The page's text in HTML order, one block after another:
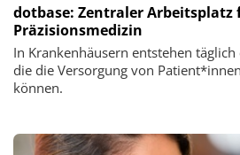
dotbase: Zentraler
Präzisionsmedizin
In Krankenhäusern entstehen
die die Versorgung von
können.